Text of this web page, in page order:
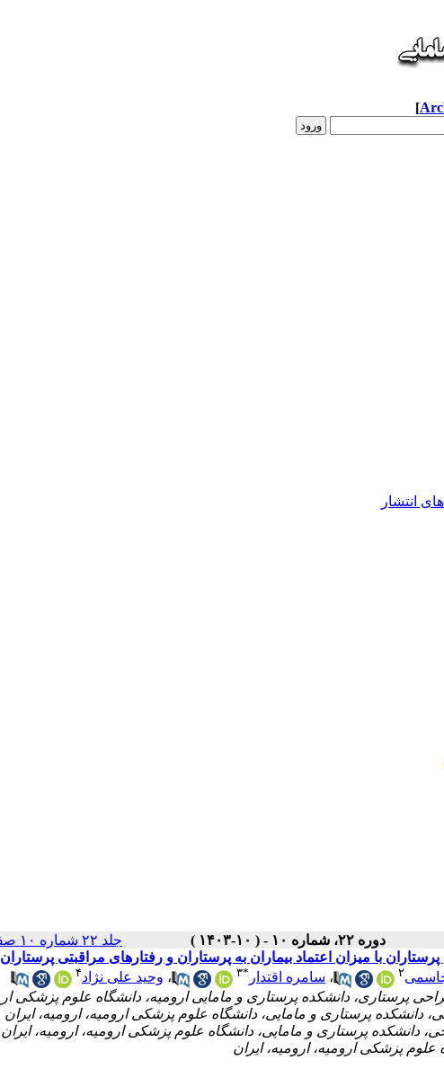
[
انتشار
دوره ۲۲، شماره ۱۰ - ( ۱۰-۱۴۰۳ ) جلد ۲۲ شماره ۱۰ صفحات ۸۹۶-۸۸۷
با میزان اعتماد بیماران به پرستاران و رفتارهای مراقبتی پرستاران
۲ ، سامره اقتدار *۳ ، وحید علی نژاد۴